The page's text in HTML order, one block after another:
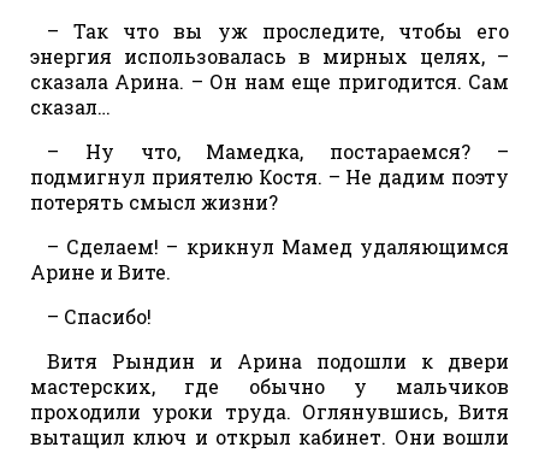
– Так что вы уж проследите, чтобы его
энергия использовалась в мирных целях, –
сказала Арина. – Он нам еще пригодится. Сам
сказал…
– Ну что, Мамедка, постараемся? –
подмигнул приятелю Костя. – Не дадим поэту
потерять смысл жизни?
– Сделаем! – крикнул Мамед удаляющимся
Арине и Вите.
– Спасибо!
Витя Рындин и Арина подошли к двери
мастерских, где обычно у мальчиков
проходили уроки труда. Оглянувшись, Витя
вытащил ключ и открыл кабинет. Они вошли